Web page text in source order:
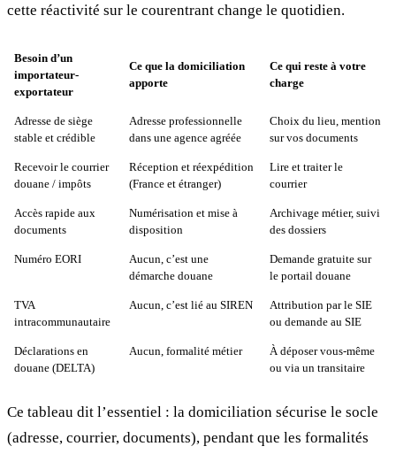
cette réactivité sur le courentrant change le quotidien.
Besoin d’un
importateur-
exportateur
Ce que la domiciliation
apporte
Ce qui reste à votre
charge
Adresse de siège
stable et crédible
Adresse professionnelle
dans une agence agréée
Choix du lieu, mention
sur vos documents
Recevoir le courrier
douane / impôts
Réception et réexpédition
(France et étranger)
Lire et traiter le
courrier
Accès rapide aux
documents
Numérisation et mise à
disposition
Archivage métier, suivi
des dossiers
Numéro EORI
Aucun, c’est une
démarche douane
Demande gratuite sur
le portail douane
TVA
intracommunautaire
Aucun, c’est lié au SIREN
Attribution par le SIE
ou demande au SIE
Déclarations en
douane (DELTA)
Aucun, formalité métier
À déposer vous-même
ou via un transitaire
Ce tableau dit l’essentiel : la domiciliation sécurise le socle
(adresse, courrier, documents), pendant que les formalités